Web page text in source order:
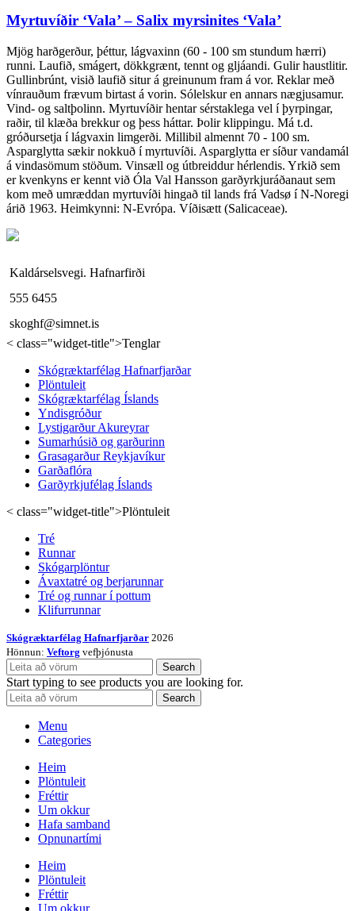
Myrtuvíðir ‘Vala’ – Salix myrsinites ‘Vala’
Mjög harðgerður, þéttur, lágvaxinn (60 - 100 sm stundum hærri)
runni. Laufið, smágert, dökkgrænt, tennt og gljáandi. Gulir haustlitir.
Gullinbrúnt, visið laufið situr á greinunum fram á vor. Reklar með
vínrauðum frævum birtast á vorin. Sólelskur en annars nægjusamur.
Vind- og saltþolinn. Myrtuvíðir hentar sérstaklega vel í þyrpingar,
raðir, til klæða brekkur og þess háttar. Þolir klippingu. Má t.d.
gróðursetja í lágvaxin limgerði. Millibil almennt 70 - 100 sm.
Asparglytta sækir nokkuð í myrtuvíði. Asparglytta er síður vandamál
á vindasömum stöðum. Vinsæll og útbreiddur hérlendis. Yrkið sem
er kvenkyns er kennt við Óla Val Hansson garðyrkjuráðanaut sem
kom með umræddan myrtuvíði hingað til lands frá Vadsø í N-Noregi
árið 1963. Heimkynni: N-Evrópa. Víðisætt (Salicaceae).
Kaldárselsvegi. Hafnarfirði
555 6455
skoghf@simnet.is
< class="widget-title">Tenglar
Skógræktarfélag Hafnarfjarðar
Plöntuleit
Skógræktarfélag Íslands
Yndisgróður
Lystigarður Akureyrar
Sumarhúsið og garðurinn
Grasagarður Reykjavíkur
Garðaflóra
Garðyrkjufélag Íslands
< class="widget-title">Plöntuleit
Tré
Runnar
Skógarplöntur
Ávaxtatré og berjarunnar
Tré og runnar í pottum
Klifurrunnar
Skógræktarfélag Hafnarfjarðar 2026
Hönnun: Veftorg vefþjónusta
Search
Start typing to see products you are looking for.
Search
Menu
Categories
Heim
Plöntuleit
Fréttir
Um okkur
Hafa samband
Opnunartími
Heim
Plöntuleit
Fréttir